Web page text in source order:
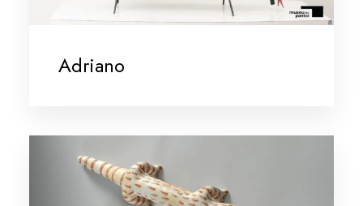
Adriano